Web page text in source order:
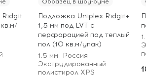
Образец в шоу-руме
Подложка Uniplex Ridgit+
1,5 мм под LVT с
перфорацией под теплый
пол (10 кв.м/упак)
1.5 мм
Россия
Экструдированный
полистирол XPS